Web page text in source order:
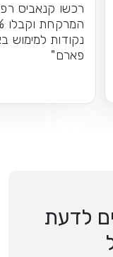
רכשו קנאביס
נקודות למימוש
פארם"
לדעת